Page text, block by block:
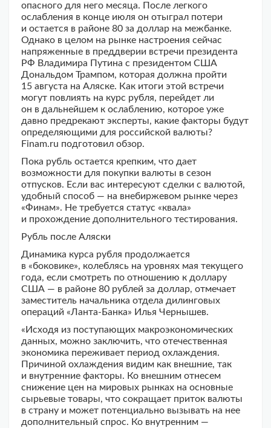
опасного для него месяца. После легкого
ослабления в конце июля он отыграл потери
и остается в районе 80 за доллар на межбанке.
Однако в целом на рынке настроения сейчас
напряженные в преддверии встречи президента
РФ Владимира Путина с президентом США
Дональдом Трампом, которая должна пройти
15 августа на Аляске. Как итоги этой встречи
могут повлиять на курс рубля, перейдет ли
он в дальнейшем к ослаблению, которое уже
давно предрекают эксперты, какие факторы будут
определяющими для российской валюты?
Finam.ru подготовил обзор.
Пока рубль остается крепким, что дает
возможности для покупки валюты в сезон
отпусков. Если вас интересуют сделки с валютой,
удобный способ — на внебиржевом рынке через
«Финам». Не требуется статус «квала»
и прохождение дополнительного тестирования.
Рубль после Аляски
Динамика курса рубля продолжается
в «боковике», колеблясь на уровнях мая текущего
года, если смотреть по отношению к доллару
США — в районе 80 рублей за доллар, отмечает
заместитель начальника отдела дилинговых
операций «Ланта-Банка» Илья Чернышев.
«Исходя из поступающих макроэкономических
данных, можно заключить, что отечественная
экономика переживает период охлаждения.
Причиной охлаждения видим как внешние, так
и внутренние факторы. Ко внешним отнесем
снижение цен на мировых рынках на основные
сырьевые товары, что сокращает приток валюты
в страну и может потенциально вызывать на нее
дополнительный спрос. Ко внутренним —